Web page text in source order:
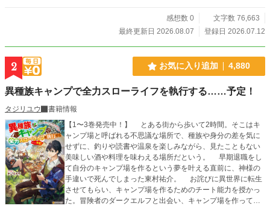
ても、どこかで聞いたような遺言である。 これは、戦うのが苦手だが人のい
いおじさんと、戦いがやめられないダークエルフが、世界中の”ヒキ”を巡って駆
が、今始まる！ ここまで読んで頂きありがとうございました。いいなって思
ってくれたら、お気に入りとハートよろしくお願いします。
感想数 0
文字数 76,663
最終更新日 2026.08.07
登録日 2026.07.12
2 お気に入り追加 4,880
異種族キャンプで全力スローライフを執行する……予定！
タジリユウ
書籍情報
【1〜3巻発売中！】 とある街から歩いて2時間。そこはキ
ャンプ場と呼ばれる不思議な場所で、種族や身分の差を気に
せずに、釣りや読書や温泉を楽しみながら、見たこともない
美味しい酒や料理を味わえる場所だという。 早期退職をし
て自分のキャンプ場を作るという夢を叶える直前に、神様の
手違いで死んでしまった東村祐介。 お詫びに異世界に転生
させてもらい、キャンプ場を作るためのチート能力を授かっ
た。冒険者のダークエルフと出会い、キャンプ場を作ってス